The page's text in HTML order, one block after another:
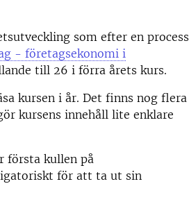
som efter en process
- företagsekonomi i
till 26 i förra årets kurs.
kursen i år. Det finns nog flera
kursens innehåll lite enklare
första kullen på
för att ta ut sin